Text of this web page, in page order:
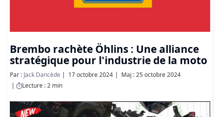
Brembo rachète Öhlins : Une alliance
stratégique pour l'industrie de la moto
Par : Jack Dancède 17 octobre 2024
Maj : 25 octobre 2024
Lecture : 2 min